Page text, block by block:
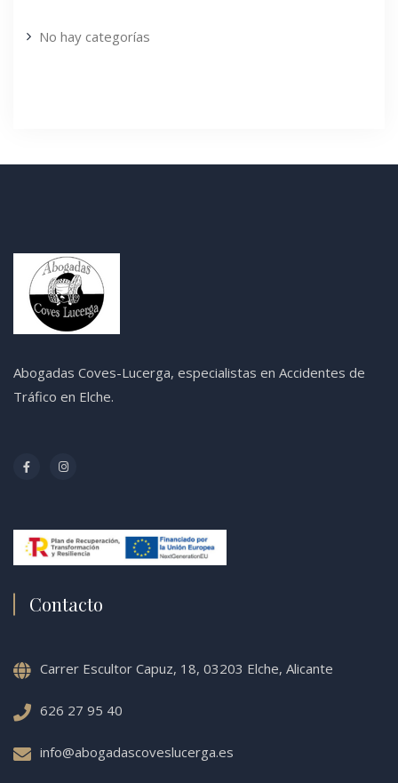
No hay categorías
Abogadas Coves-Lucerga, especialistas en Accidentes de
Tráfico en Elche.
Contacto
Carrer Escultor Capuz, 18, 03203 Elche, Alicante
626 27 95 40
info@abogadascoveslucerga.es